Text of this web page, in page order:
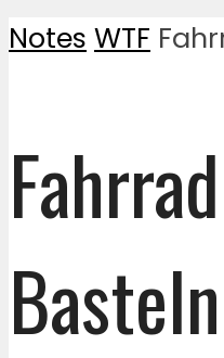
Notes WTF
Basteln